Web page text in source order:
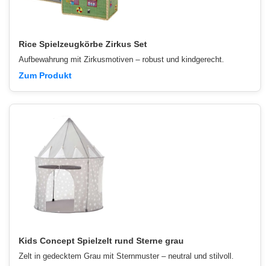
Rice Spielzeugkörbe Zirkus Set
Aufbewahrung mit Zirkusmotiven – robust und kindgerecht.
Zum Produkt
Kids Concept Spielzelt rund Sterne grau
Zelt in gedecktem Grau mit Sternmuster – neutral und stilvoll.